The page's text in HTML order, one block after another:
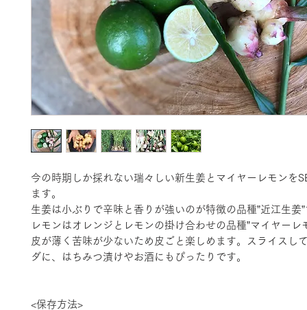
今の時期しか採れない瑞々しい新生姜とマイヤーレモンを
ます。
生姜は小ぶりで辛味と香りが強いのが特徴の品種”近江生姜
レモンはオレンジとレモンの掛け合わせの品種”マイヤーレ
皮が薄く苦味が少ないため皮ごと楽しめます。スライスし
ダに、はちみつ漬けやお酒にもぴったりです。
<保存方法>